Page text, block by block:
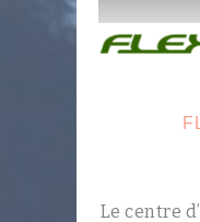
Le centre